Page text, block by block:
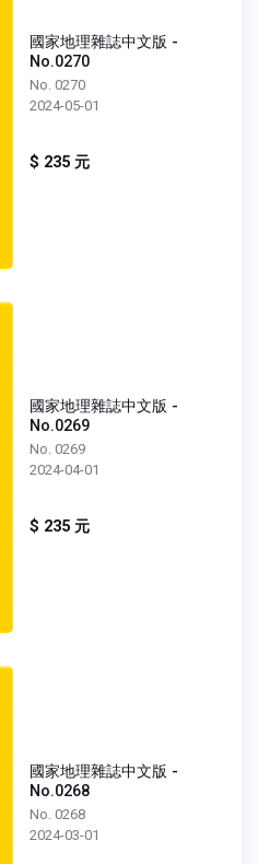
國家地理雜誌中文版 -
No.0270
No. 0270
2024-05-01
$ 235 元
國家地理雜誌中文版 -
No.0269
No. 0269
2024-04-01
$ 235 元
國家地理雜誌中文版 -
No.0268
No. 0268
2024-03-01